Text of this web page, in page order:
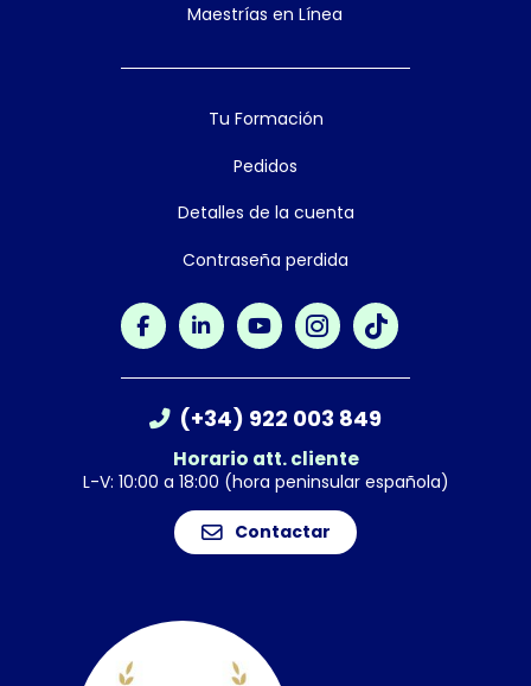
Maestrías en Línea
Tu Formación
Pedidos
Detalles de la cuenta
Contraseña perdida
(+34) 922 003 849
Horario att. cliente
L-V: 10:00 a 18:00 (hora peninsular española)
Contactar